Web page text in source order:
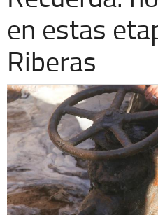
Economía
Espectáculos
Extra +
en estas
Riberas